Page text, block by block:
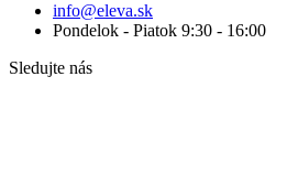
info@eleva.sk
Pondelok - Piatok 9:30 - 16:00
Sledujte nás